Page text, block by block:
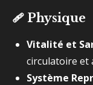
🩹 Physique
Vitalité et
circulatoire et
Système